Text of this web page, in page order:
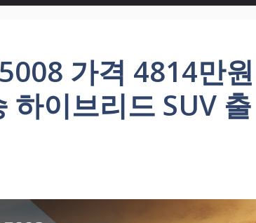
가격 4814만원
하이브리드 SUV 출